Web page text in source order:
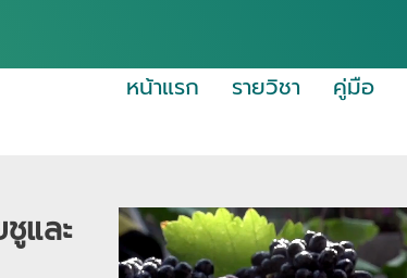
หน้าแรก รายวิชา คู่มือ
และ